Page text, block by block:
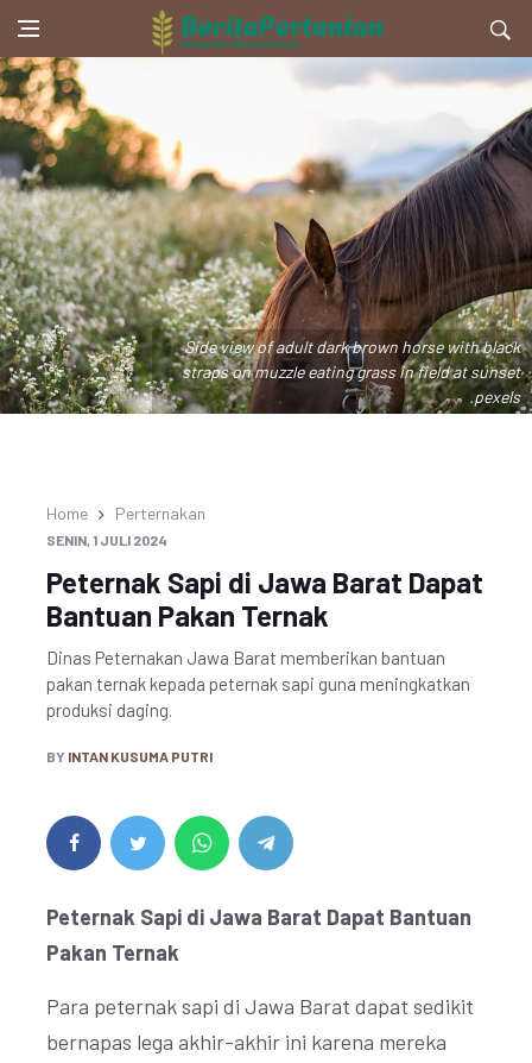
Side view of adult dark brown horse with black
straps on muzzle eating grass in field at sunset
.pexels
Home Perternakan
SENIN, 1 JULI 2024
Peternak Sapi di Jawa Barat Dapat
Bantuan Pakan Ternak
Dinas Peternakan Jawa Barat memberikan bantuan
pakan ternak kepada peternak sapi guna meningkatkan
produksi daging.
BY INTAN KUSUMA PUTRI
Peternak Sapi di Jawa Barat Dapat Bantuan
Pakan Ternak
Para peternak sapi di Jawa Barat dapat sedikit
bernapas lega akhir-akhir ini karena mereka